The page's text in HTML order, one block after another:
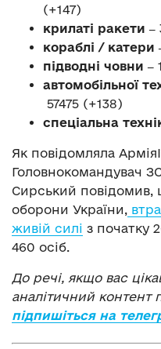
(+147)
крилаті ракети ‒
кораблі / катери
підводні човни ‒
автомобільної
57475 (+138)
спеціальна
Як повідомляла
Головнокомандувач
Сирський повідомив,
оборони України,
живій силі з початку
460 осіб.
До речі, якщо вас
аналітичний контент
підпишіться на